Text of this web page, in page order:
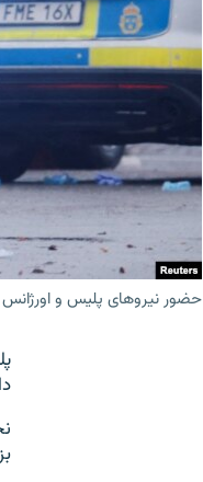
حضور نیروهای پلیس و اورژانس